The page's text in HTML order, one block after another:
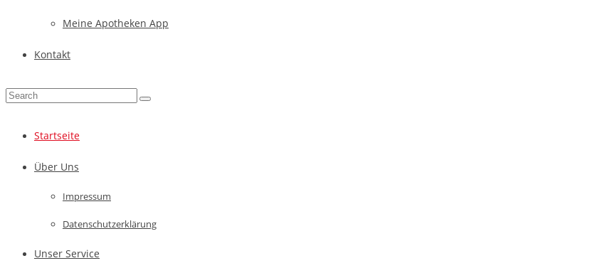
Meine Apotheken App
Kontakt
Startseite
Über Uns
Impressum
Datenschutzerklärung
Unser Service